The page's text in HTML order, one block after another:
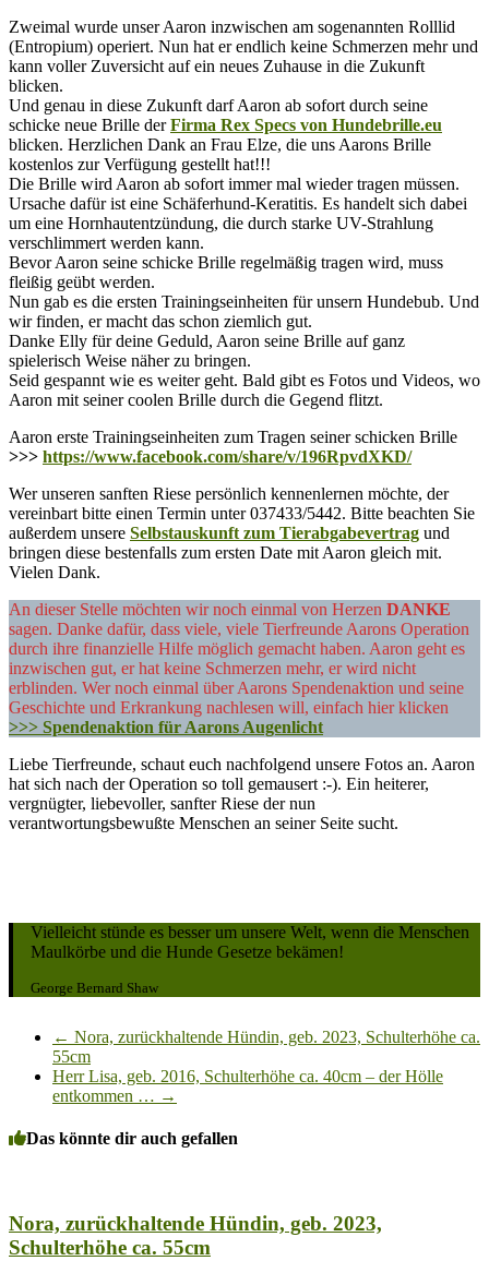
Zweimal wurde unser Aaron inzwischen am sogenannten Rolllid
(Entropium) operiert. Nun hat er endlich keine Schmerzen mehr und
kann voller Zuversicht auf ein neues Zuhause in die Zukunft
blicken.
Und genau in diese Zukunft darf Aaron ab sofort durch seine
schicke neue Brille derFirma Rex Specs von Hundebrille.eu
blicken. Herzlichen Dank an Frau Elze, die uns Aarons Brille
kostenlos zur Verfügung gestellt hat!!!
Die Brille wird Aaron ab sofort immer mal wieder tragen müssen.
Ursache dafür ist eine Schäferhund-Keratitis. Es handelt sich dabei
um eine Hornhautentzündung, die durch starke UV-Strahlung
verschlimmert werden kann.
Bevor Aaron seine schicke Brille regelmäßig tragen wird, muss
fleißig geübt werden.
Nun gab es die ersten Trainingseinheiten für unsern Hundebub. Und
wir finden, er macht das schon ziemlich gut.
Danke Elly für deine Geduld, Aaron seine Brille auf ganz
spielerisch Weise näher zu bringen.
Seid gespannt wie es weiter geht. Bald gibt es Fotos und Videos, wo
Aaron mit seiner coolen Brille durch die Gegend flitzt.
Aaron erste Trainingseinheiten zum Tragen seiner schicken Brille
>>> https://www.facebook.com/share/v/196RpvdXKD/
Wer unseren sanften Riese persönlich kennenlernen möchte, der
vereinbart bitte einen Termin unter 037433/5442. Bitte beachten Sie
außerdem unsere Selbstauskunft zum Tierabgabevertrag und
bringen diese bestenfalls zum ersten Date mit Aaron gleich mit.
Vielen Dank.
An dieser Stelle möchten wir noch einmal von Herzen DANKE
sagen. Danke dafür, dass viele, viele Tierfreunde Aarons Operation
durch ihre finanzielle Hilfe möglich gemacht haben. Aaron geht es
inzwischen gut, er hat keine Schmerzen mehr, er wird nicht
erblinden. Wer noch einmal über Aarons Spendenaktion und seine
Geschichte und Erkrankung nachlesen will, einfach hier klicken
>>> Spendenaktion für Aarons Augenlicht
Liebe Tierfreunde, schaut euch nachfolgend unsere Fotos an. Aaron
hat sich nach der Operation so toll gemausert :-). Ein heiterer,
vergnügter, liebevoller, sanfter Riese der nun
verantwortungsbewußte Menschen an seiner Seite sucht.
Vielleicht stünde es besser um unsere Welt, wenn die Menschen
Maulkörbe und die Hunde Gesetze bekämen!
George Bernard Shaw
← Nora, zurückhaltende Hündin, geb. 2023, Schulterhöhe ca.
55cm
Herr Lisa, geb. 2016, Schulterhöhe ca. 40cm – der Hölle
entkommen … →
Das könnte dir auch gefallen
Nora, zurückhaltende Hündin, geb. 2023,
Schulterhöhe ca. 55cm